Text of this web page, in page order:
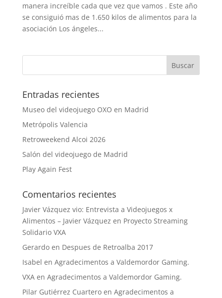
manera increíble cada que vez que vamos . Este año
se consiguió mas de 1.650 kilos de alimentos para la
asociación Los ángeles...
Entradas recientes
Museo del videojuego OXO en Madrid
Metrópolis Valencia
Retroweekend Alcoi 2026
Salón del videojuego de Madrid
Play Again Fest
Comentarios recientes
Javier Vázquez vio: Entrevista a Videojuegos x
Alimentos – Javier Vázquez en Proyecto Streaming
Solidario VXA
Gerardoen Despues de Retroalba 2017
Isabel en Agradecimentos a Valdemordor Gaming.
VXAen Agradecimentos a Valdemordor Gaming.
Pilar Gutiérrez Cuarteroen Agradecimentos a